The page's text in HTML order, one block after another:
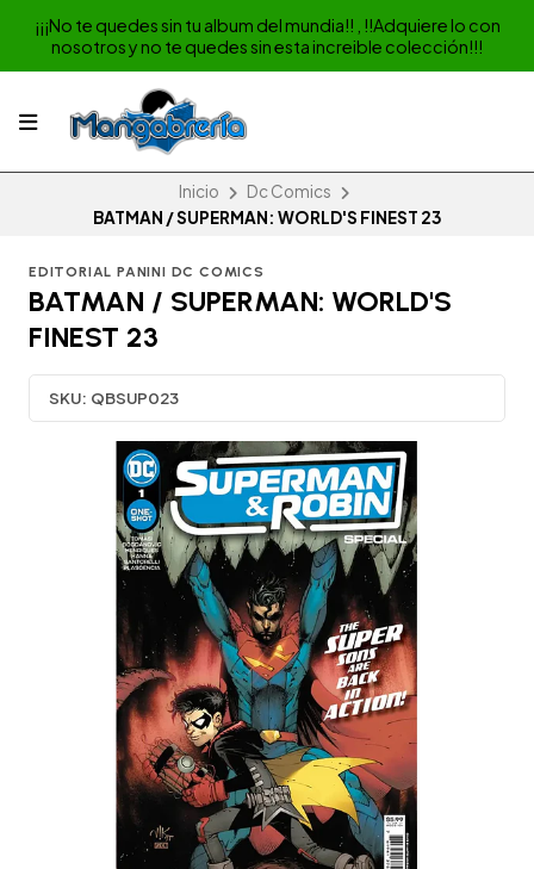
¡¡¡No te quedes sin tu album del mundia!! , !!Adquiere lo con
nosotros y no te quedes sin esta increible colección!!!
Inicio
Dc Comics
BATMAN / SUPERMAN: WORLD'S FINEST 23
EDITORIAL PANINI DC COMICS
BATMAN / SUPERMAN: WORLD'S
FINEST 23
SKU: QBSUP023